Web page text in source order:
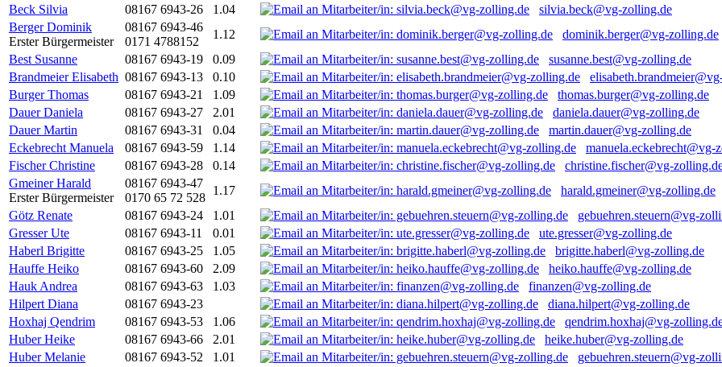
Beck Silvia
08167 6943-26 1.04
silvia.beck@vg-zolling.de
Berger Dominik
Erster Bürgermeister
08167 6943-46
0171 4788152
1.12
dominik.berger@vg-zolling.de
Best Susanne
08167 6943-19 0.09
susanne.best@vg-zolling.de
Brandmeier Elisabeth 08167 6943-13 0.10
Burger Thomas
08167 6943-21 1.09
thomas.burger@vg-zolling.de
Dauer Daniela
08167 6943-27 2.01
daniela.dauer@vg-zolling.de
Dauer Martin
08167 6943-31 0.04
martin.dauer@vg-zolling.de
Eckebrecht Manuela
08167 6943-59 1.14
manuela.eckebrecht@vg-
Fischer Christine
08167 6943-28 0.14
christine.fischer@vg-
Gmeiner Harald
Erster Bürgermeister
08167 6943-47
0170 65 72 528
1.17
harald.gmeiner@vg-zolling.de
Götz Renate
08167 6943-24 1.01
gebuehren.steuern@vg-
Gresser Ute
08167 6943-11 0.01
ute.gresser@vg-zolling.de
Haberl Brigitte
08167 6943-25 1.05
brigitte.haberl@vg-zolling.de
Hauffe Heiko
08167 6943-60 2.09
heiko.hauffe@vg-zolling.de
Hauk Andrea
08167 6943-63 1.03
finanzen@vg-zolling.de
Hilpert Diana
08167 6943-23
diana.hilpert@vg-zolling.de
Hoxhaj Qendrim
08167 6943-53 1.06
qendrim.hoxhaj@vg-
Huber Heike
08167 6943-66 2.01
heike.huber@vg-zolling.de
Huber Melanie
08167 6943-52 1.01
gebuehren.steuern@vg-